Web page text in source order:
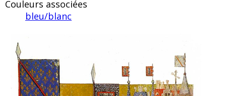
Couleurs associées
bleu/blanc